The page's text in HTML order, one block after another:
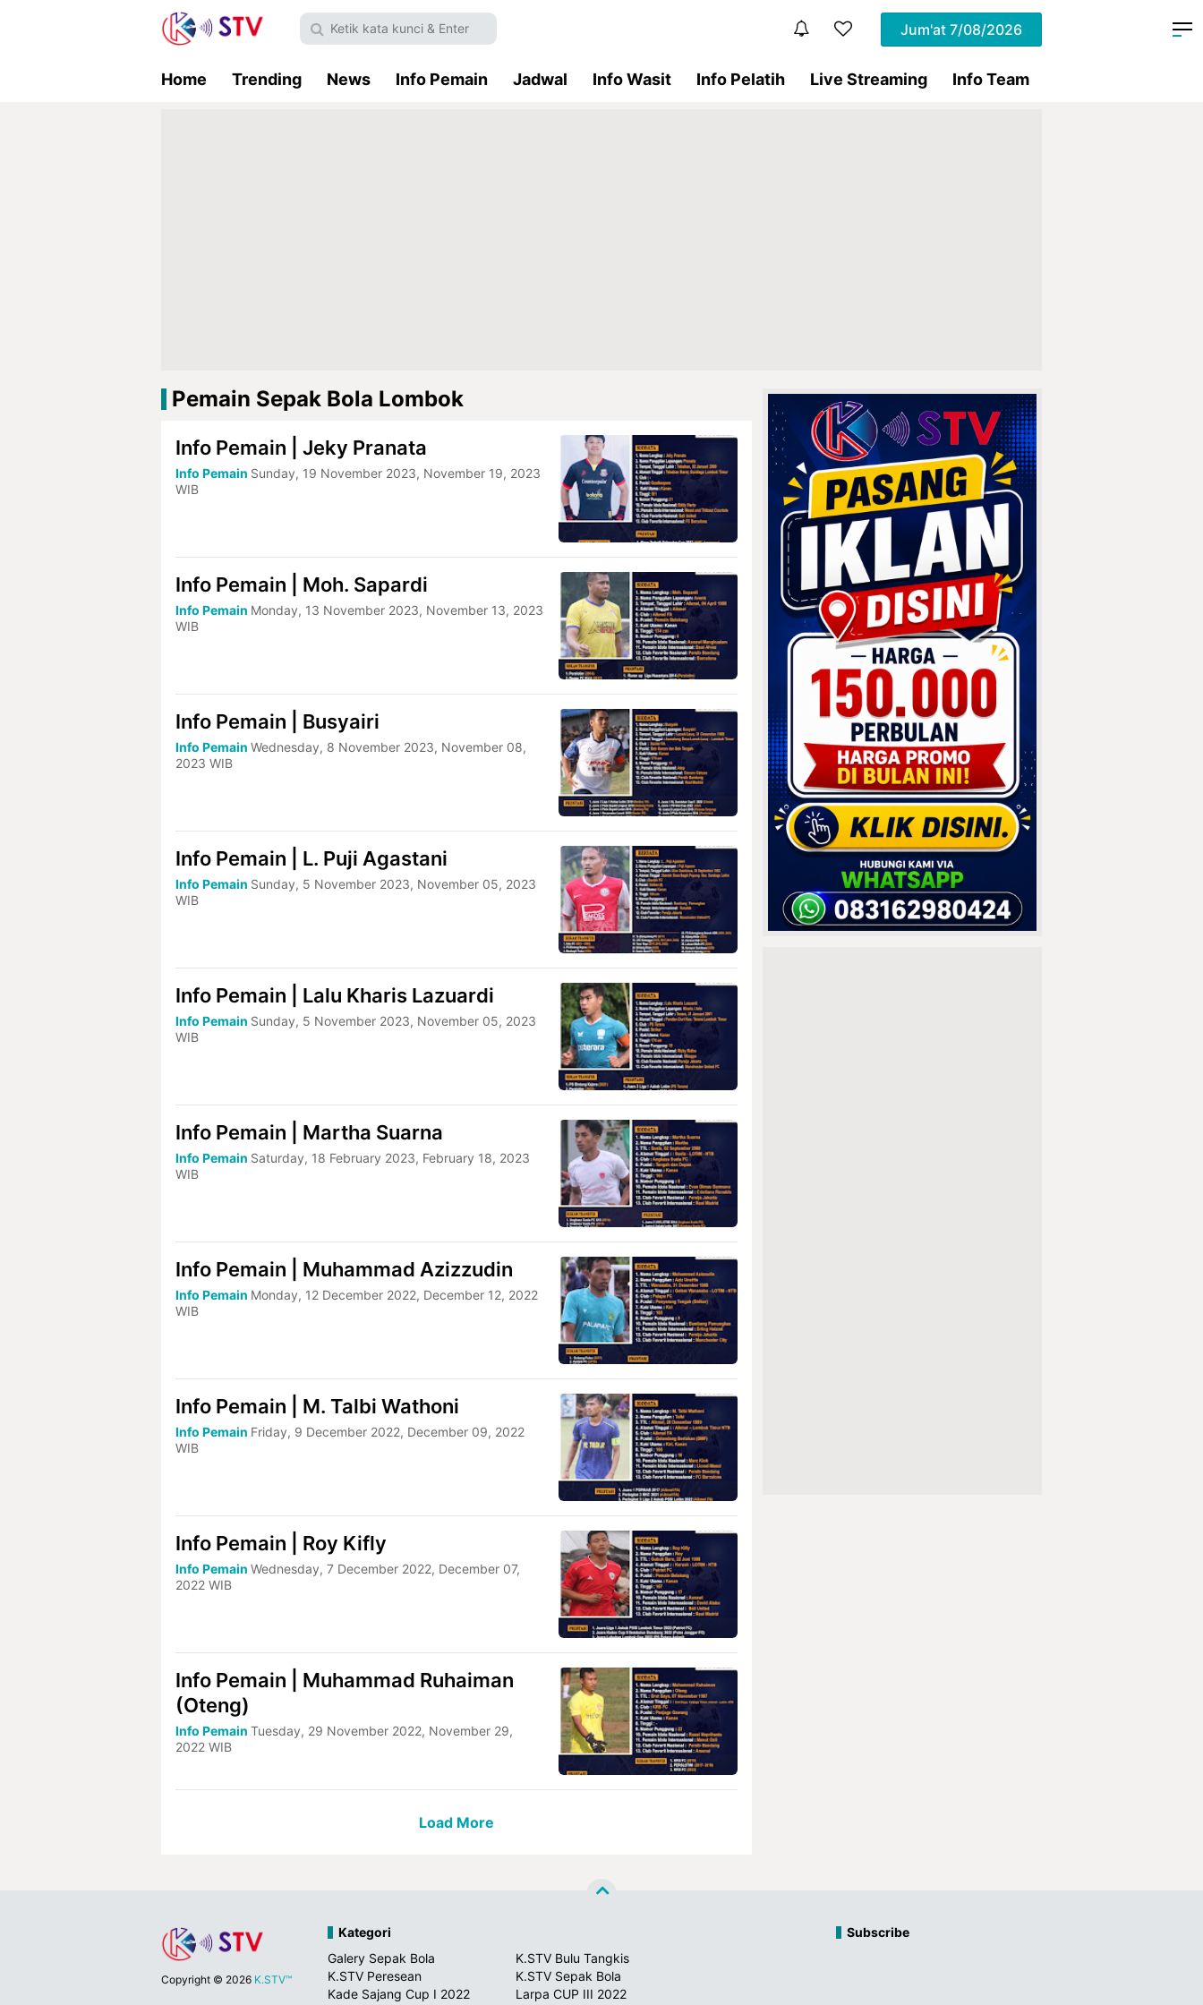
Jum'at 7/08/2026
Home Trending News Info Pemain Jadwal Info Wasit Info Pelatih Live Streaming Info Team
Pemain Sepak Bola Lombok
Info Pemain | Jeky Pranata
Info Pemain Sunday, 19 November 2023, November 19, 2023
WIB
Info Pemain | Moh. Sapardi
Info Pemain Monday, 13 November 2023, November 13, 2023
WIB
Info Pemain | Busyairi
Info Pemain Wednesday, 8 November 2023, November 08,
2023 WIB
Info Pemain | L. Puji Agastani
Info Pemain Sunday, 5 November 2023, November 05, 2023
WIB
Info Pemain | Lalu Kharis Lazuardi
Info Pemain Sunday, 5 November 2023, November 05, 2023
WIB
Info Pemain | Martha Suarna
Info Pemain Saturday, 18 February 2023, February 18, 2023
WIB
Info Pemain | Muhammad Azizzudin
Info Pemain Monday, 12 December 2022, December 12, 2022
WIB
Info Pemain | M. Talbi Wathoni
Info Pemain Friday, 9 December 2022, December 09, 2022
WIB
Info Pemain | Roy Kifly
Info Pemain Wednesday, 7 December 2022, December 07,
2022 WIB
Info Pemain | Muhammad Ruhaiman
(Oteng)
Info Pemain Tuesday, 29 November 2022, November 29,
2022 WIB
Load More
Copyright © 2026 K.STV™
Kategori
Galery Sepak Bola
K.STV Bulu Tangkis
K.STV Peresean
K.STV Sepak Bola
Kade Sajang Cup I 2022
Larpa CUP III 2022
Subscribe